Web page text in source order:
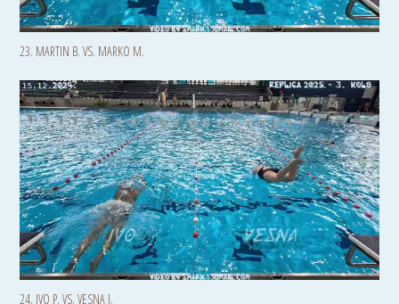
23. MARTIN B. VS. MARKO M.
24. IVO P. VS. VESNA J.